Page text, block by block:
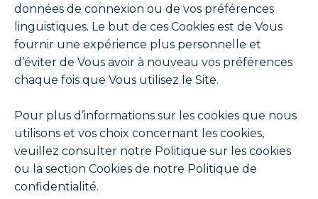
données de connexion ou de vos préférences
linguistiques. Le but de ces Cookies est de Vous
fournir une expérience plus personnelle et
d’éviter de Vous avoir à nouveau vos préférences
chaque fois que Vous utilisez le Site.
Pour plus d’informations sur les cookies que nous
utilisons et vos choix concernant les cookies,
veuillez consulter notre Politique sur les cookies
ou la section Cookies de notre Politique de
confidentialité.